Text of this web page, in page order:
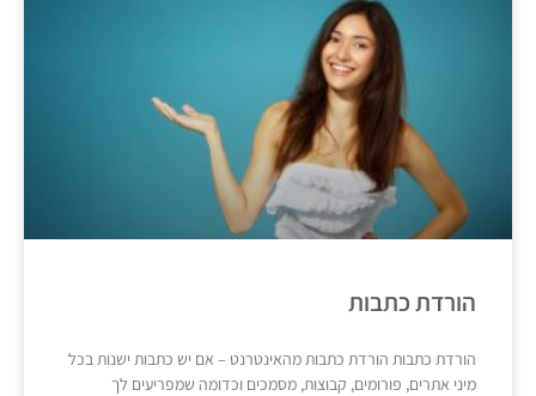
הורדת כתבות
הורדת כתבות הורדת כתבות מהאינטרנט – אם יש כתבות ישנות בכל
מיני אתרים, פורומים, קבוצות, מסמכים וכדומה שמפריעים לך